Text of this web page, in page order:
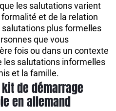
les salutations varient
et de la relation
plus formelles
que vous
fois ou dans un contexte
les salutations informelles
et la famille.
de démarrage
en allemand